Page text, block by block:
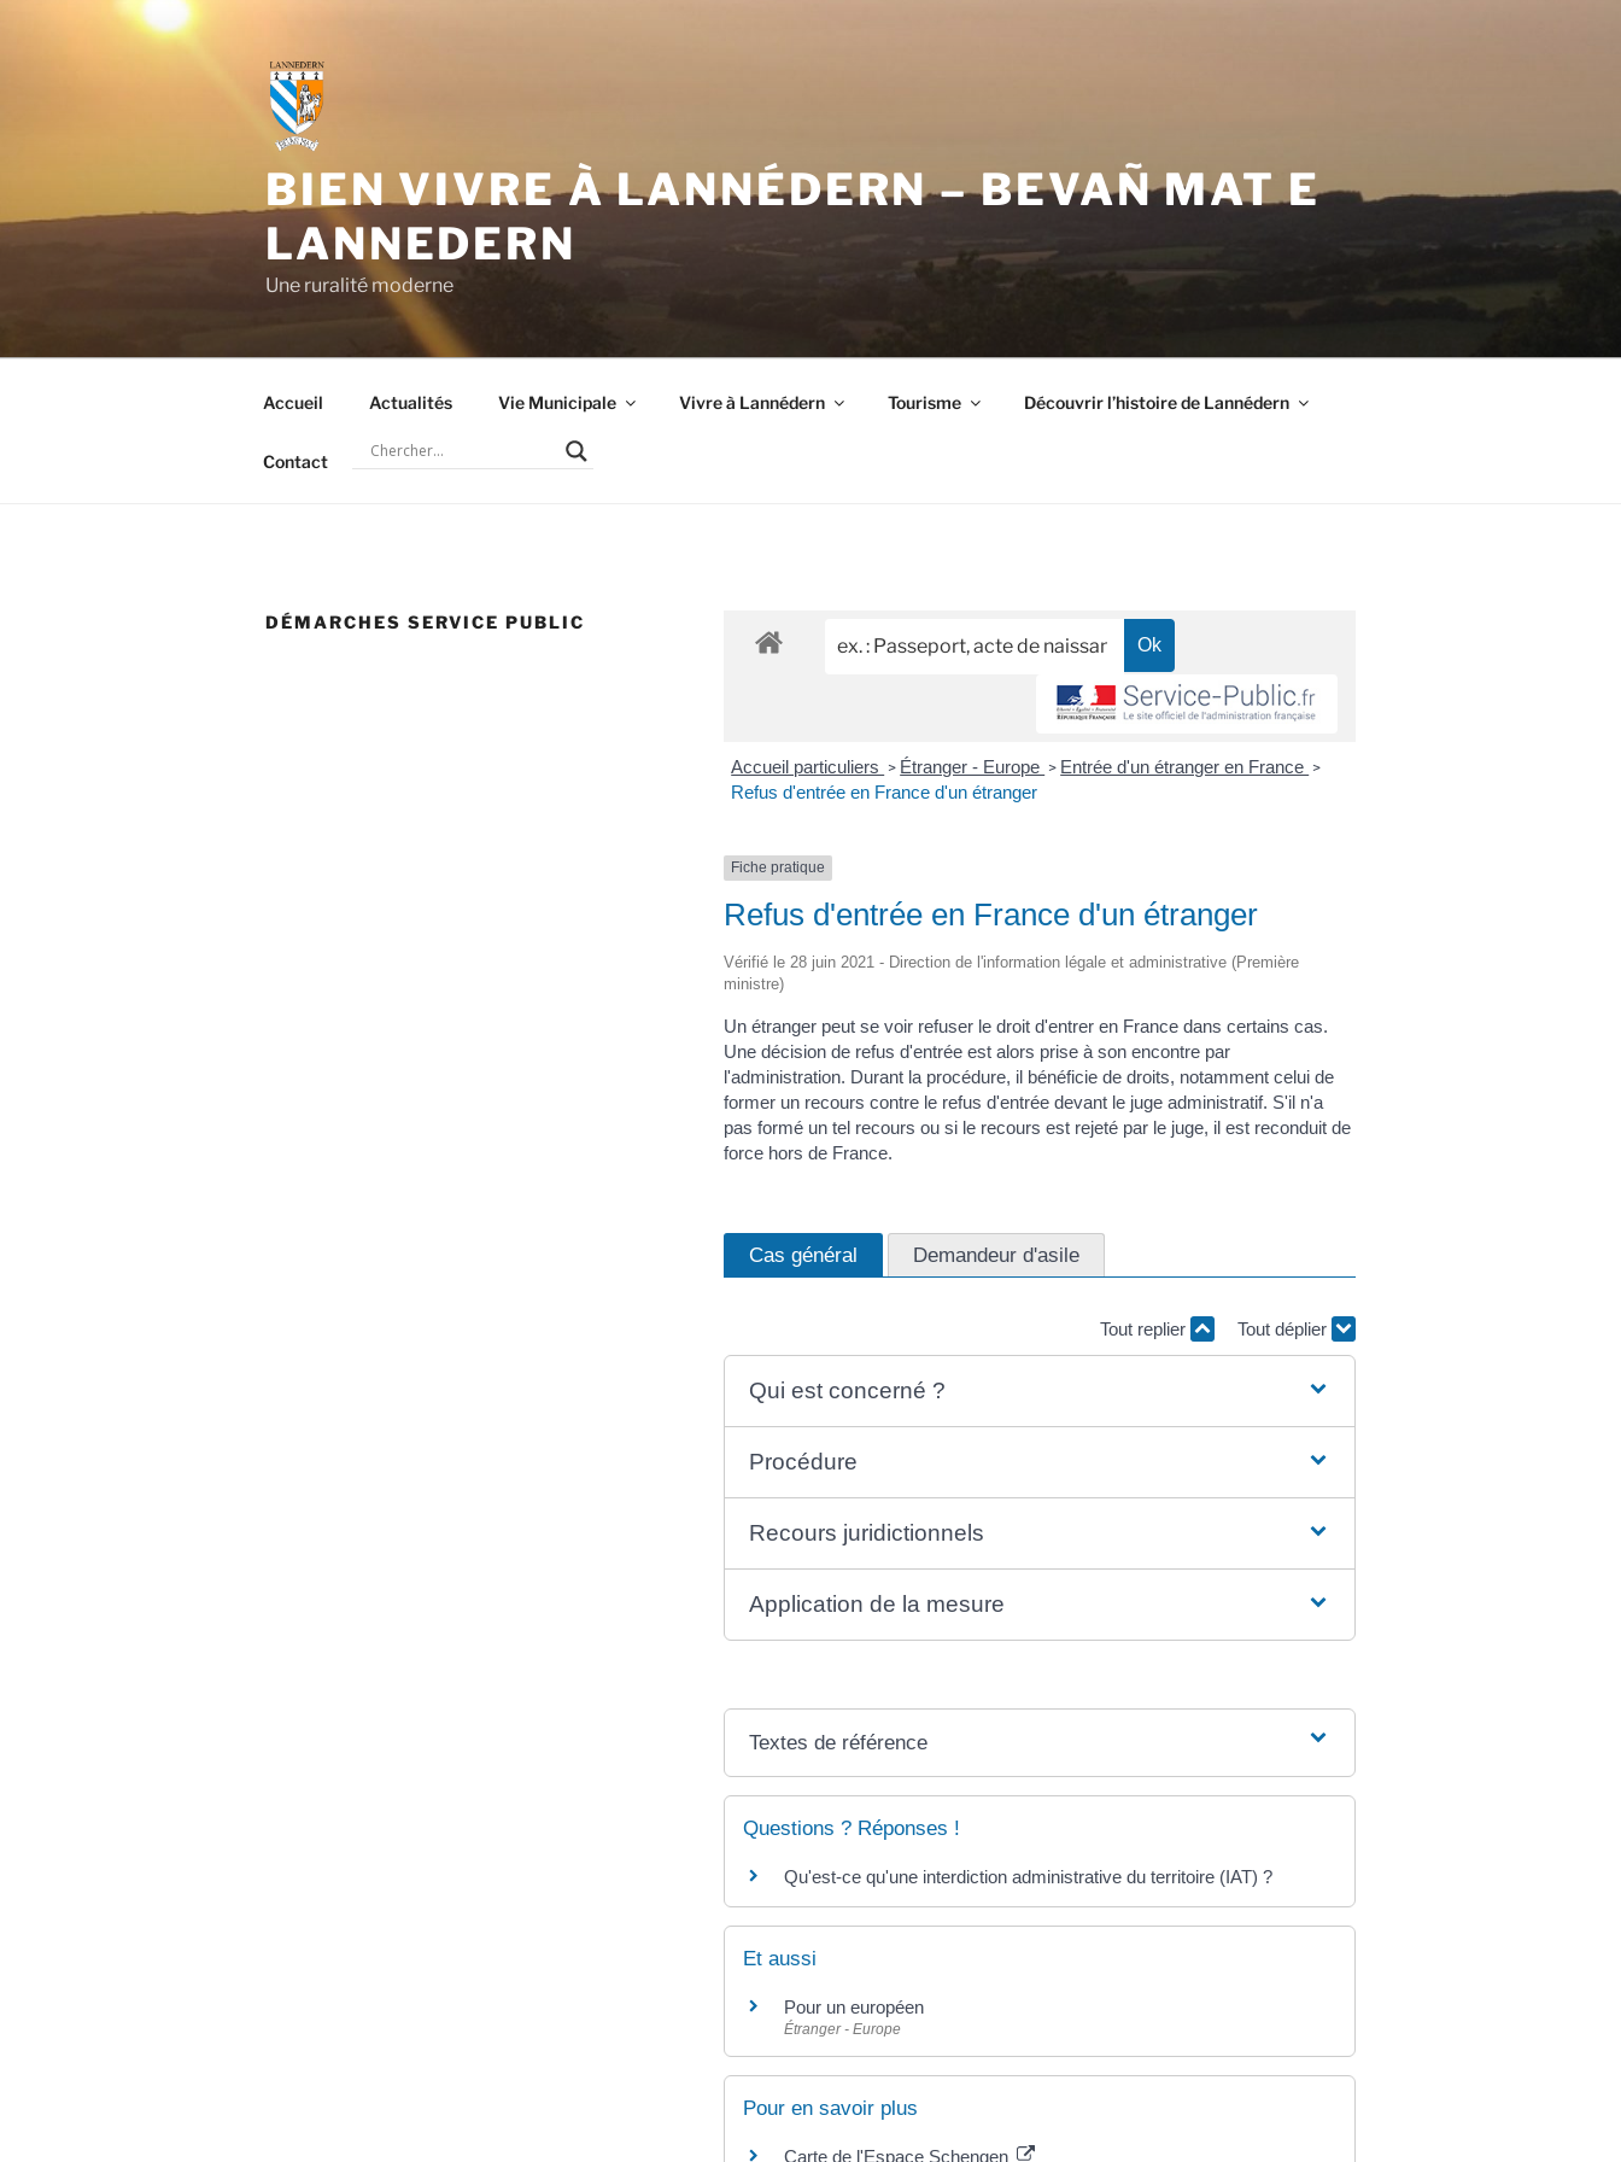
BIEN VIVRE À LANNÉDERN – BEVAÑ MAT E
LANNEDERN
Une ruralité moderne
Accueil Actualités Vie Municipale Vivre à Lannédern Tourisme Découvrir l’histoire de Lannédern
Contact
DÉMARCHES SERVICE PUBLIC
Accueil particuliers > Étranger - Europe > Entrée d'un étranger en France >
Refus d'entrée en France d'un étranger
Fiche pratique
Refus d'entrée en France d'un étranger
Vérifié le 28 juin 2021 - Direction de l'information légale et administrative (Première
ministre)
Un étranger peut se voir refuser le droit d'entrer en France dans certains cas.
Une décision de refus d'entrée est alors prise à son encontre par
l'administration. Durant la procédure, il bénéficie de droits, notamment celui de
former un recours contre le refus d'entrée devant le juge administratif. S'il n'a
pas formé un tel recours ou si le recours est rejeté par le juge, il est reconduit de
force hors de France.
Cas général Demandeur d'asile
Tout replier Tout déplier
Qui est concerné ?
Procédure
Recours juridictionnels
Application de la mesure
Textes de référence
Questions ? Réponses !
Qu'est-ce qu'une interdiction administrative du territoire (IAT) ?
Et aussi
Pour un européen
Étranger - Europe
Pour en savoir plus
Carte de l'Espace Schengen